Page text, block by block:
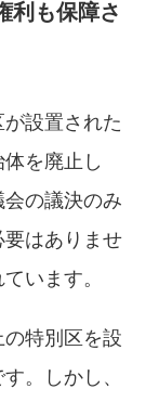
利も保障さ
設置された
を廃止し
の議決のみ
はありませ
います。
特別区を設
。しかし、